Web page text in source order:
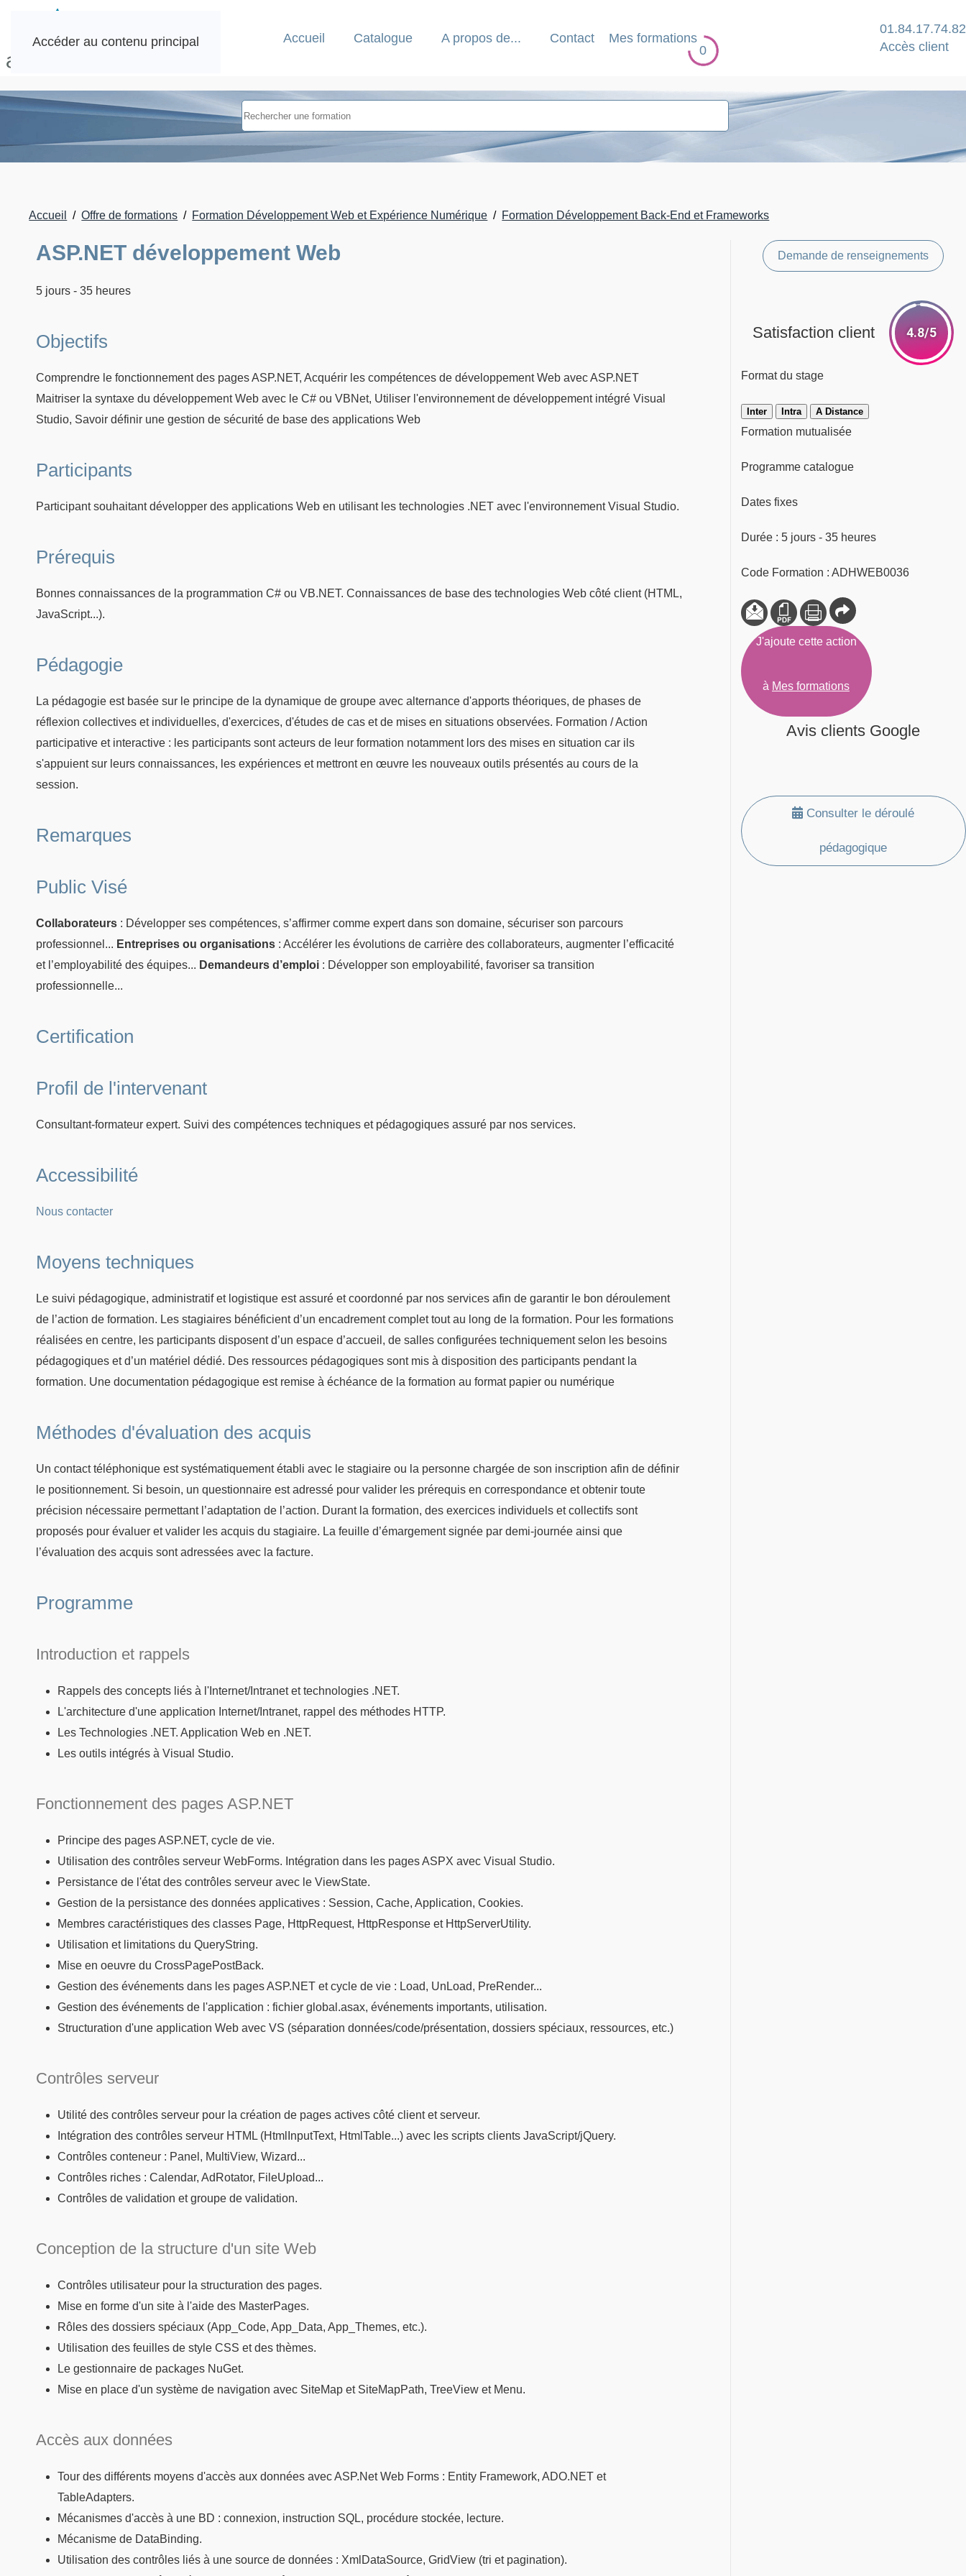
Accéder au contenu principal Accueil Catalogue A propos de... Contact
Mes formations
0
01.84.17.74.82
Accès client
Accueil Offre de formations Formation Développement Web et Expérience Numérique Formation Développement Back-End et Frameworks
ASP.NET développement Web
5 jours - 35 heures
Objectifs
Comprendre le fonctionnement des pages ASP.NET, Acquérir les compétences de développement Web avec ASP.NET
Maitriser la syntaxe du développement Web avec le C# ou VBNet, Utiliser l'environnement de développement intégré Visual
Studio, Savoir définir une gestion de sécurité de base des applications Web
Participants
Participant souhaitant développer des applications Web en utilisant les technologies .NET avec l'environnement Visual Studio.
Prérequis
Bonnes connaissances de la programmation C# ou VB.NET. Connaissances de base des technologies Web côté client (HTML,
JavaScript...).
Pédagogie
La pédagogie est basée sur le principe de la dynamique de groupe avec alternance d'apports théoriques, de phases de
réflexion collectives et individuelles, d'exercices, d'études de cas et de mises en situations observées. Formation / Action
participative et interactive : les participants sont acteurs de leur formation notamment lors des mises en situation car ils
s'appuient sur leurs connaissances, les expériences et mettront en œuvre les nouveaux outils présentés au cours de la
session.
Remarques
Public Visé
Collaborateurs : Développer ses compétences, s’affirmer comme expert dans son domaine, sécuriser son parcours
professionnel... Entreprises ou organisations : Accélérer les évolutions de carrière des collaborateurs, augmenter l’efficacité
et l’employabilité des équipes... Demandeurs d’emploi : Développer son employabilité, favoriser sa transition
professionnelle...
Certification
Profil de l'intervenant
Consultant-formateur expert. Suivi des compétences techniques et pédagogiques assuré par nos services.
Accessibilité
Nous contacter
Moyens techniques
Le suivi pédagogique, administratif et logistique est assuré et coordonné par nos services afin de garantir le bon déroulement
de l’action de formation. Les stagiaires bénéficient d’un encadrement complet tout au long de la formation. Pour les formations
réalisées en centre, les participants disposent d’un espace d’accueil, de salles configurées techniquement selon les besoins
pédagogiques et d’un matériel dédié. Des ressources pédagogiques sont mis à disposition des participants pendant la
formation. Une documentation pédagogique est remise à échéance de la formation au format papier ou numérique
Méthodes d'évaluation des acquis
Un contact téléphonique est systématiquement établi avec le stagiaire ou la personne chargée de son inscription afin de définir
le positionnement. Si besoin, un questionnaire est adressé pour valider les prérequis en correspondance et obtenir toute
précision nécessaire permettant l’adaptation de l’action. Durant la formation, des exercices individuels et collectifs sont
proposés pour évaluer et valider les acquis du stagiaire. La feuille d’émargement signée par demi-journée ainsi que
l’évaluation des acquis sont adressées avec la facture.
Programme
Introduction et rappels
Rappels des concepts liés à l'Internet/Intranet et technologies .NET.
L'architecture d'une application Internet/Intranet, rappel des méthodes HTTP.
Les Technologies .NET. Application Web en .NET.
Les outils intégrés à Visual Studio.
Fonctionnement des pages ASP.NET
Principe des pages ASP.NET, cycle de vie.
Utilisation des contrôles serveur WebForms. Intégration dans les pages ASPX avec Visual Studio.
Persistance de l'état des contrôles serveur avec le ViewState.
Gestion de la persistance des données applicatives : Session, Cache, Application, Cookies.
Membres caractéristiques des classes Page, HttpRequest, HttpResponse et HttpServerUtility.
Utilisation et limitations du QueryString.
Mise en oeuvre du CrossPagePostBack.
Gestion des événements dans les pages ASP.NET et cycle de vie : Load, UnLoad, PreRender...
Gestion des événements de l'application : fichier global.asax, événements importants, utilisation.
Structuration d'une application Web avec VS (séparation données/code/présentation, dossiers spéciaux, ressources, etc.)
Contrôles serveur
Utilité des contrôles serveur pour la création de pages actives côté client et serveur.
Intégration des contrôles serveur HTML (HtmlInputText, HtmlTable...) avec les scripts clients JavaScript/jQuery.
Contrôles conteneur : Panel, MultiView, Wizard...
Contrôles riches : Calendar, AdRotator, FileUpload...
Contrôles de validation et groupe de validation.
Conception de la structure d'un site Web
Contrôles utilisateur pour la structuration des pages.
Mise en forme d'un site à l'aide des MasterPages.
Rôles des dossiers spéciaux (App_Code, App_Data, App_Themes, etc.).
Utilisation des feuilles de style CSS et des thèmes.
Le gestionnaire de packages NuGet.
Mise en place d'un système de navigation avec SiteMap et SiteMapPath, TreeView et Menu.
Accès aux données
Tour des différents moyens d'accès aux données avec ASP.Net Web Forms : Entity Framework, ADO.NET et
TableAdapters.
Mécanismes d'accès à une BD : connexion, instruction SQL, procédure stockée, lecture.
Mécanisme de DataBinding.
Utilisation des contrôles liés à une source de données : XmlDataSource, GridView (tri et pagination).
Demande de renseignements
Satisfaction client 4.8/5
Format du stage
Inter Intra A Distance
Formation mutualisée
Programme catalogue
Dates fixes
Durée : 5 jours - 35 heures
Code Formation : ADHWEB0036
J'ajoute cette action
à Mes formations
Avis clients Google
Consulter le déroulé
pédagogique